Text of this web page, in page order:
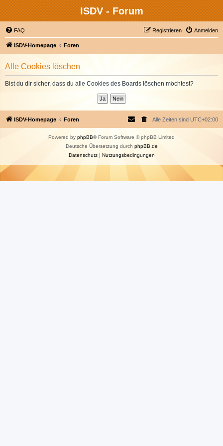
ISDV - Forum
FAQ Anmelden
Registrieren
ISDV-Homepage Foren
Alle Cookies löschen
Bist du dir sicher, dass du alle Cookies des Boards löschen möchtest?
ISDV-Homepage Foren Alle Zeiten sind UTC+02:00
Powered by phpBB® Forum Software © phpBB Limited
Deutsche Übersetzung durch phpBB.de
Datenschutz| Nutzungsbedingungen